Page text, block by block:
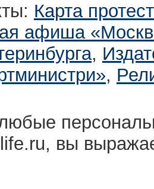
Карта
афиша
,
,
вы